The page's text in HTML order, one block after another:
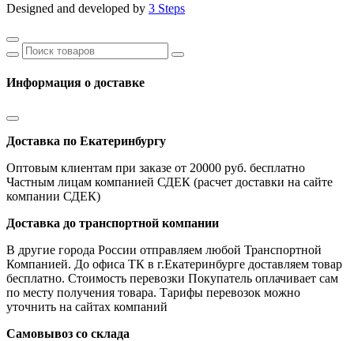
Designed and developed by 3 Steps
Информация о доставке
Доставка по Екатеринбургу
Оптовым клиентам при заказе от 20000 руб. бесплатно
Частным лицам компанией СДЕК (расчет доставки на сайте
компании СДЕК)
Доставка до транспортной компании
В другие города России отправляем любой Транспортной
Компанией. До офиса ТК в г.Екатеринбурге доставляем товар
бесплатно. Стоимость перевозки Покупатель оплачивает сам
по месту получения товара. Тарифы перевозок можно
уточнить на сайтах компаний
Самовывоз со склада